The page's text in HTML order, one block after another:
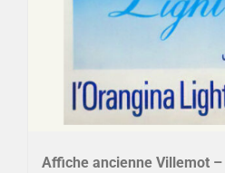
Affiche ancienne Villemot